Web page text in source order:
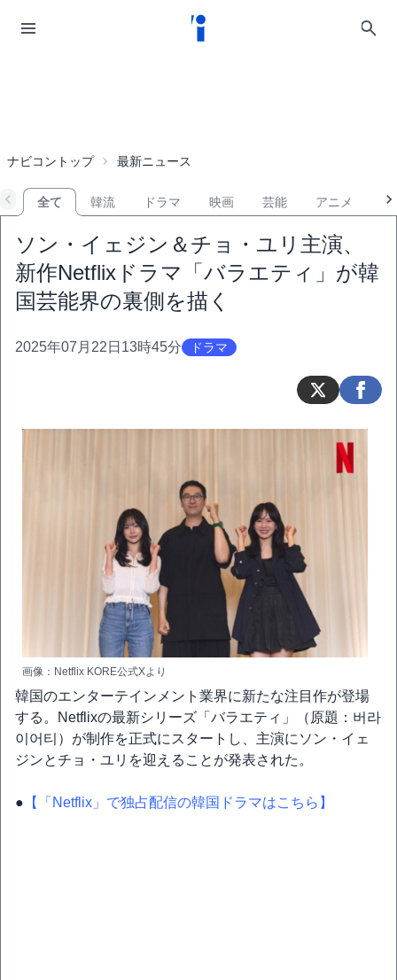
ナビコントップ 最新ニュース
全て 韓流 ドラマ 映画 芸能 アニメ
ソン・イェジン＆チョ・ユリ主演、
新作Netflixドラマ「バラエティ」が韓
国芸能界の裏側を描く
2025年07月22日13時45分 ドラマ
画像：Netflix KORE公式Xより
韓国のエンターテインメント業界に新たな注目作が登場
する。Netflixの最新シリーズ「バラエティ」（原題：버라
이어티）が制作を正式にスタートし、主演にソン・イェ
ジンとチョ・ユリを迎えることが発表された。
● 【「Netflix」で独占配信の韓国ドラマはこちら】